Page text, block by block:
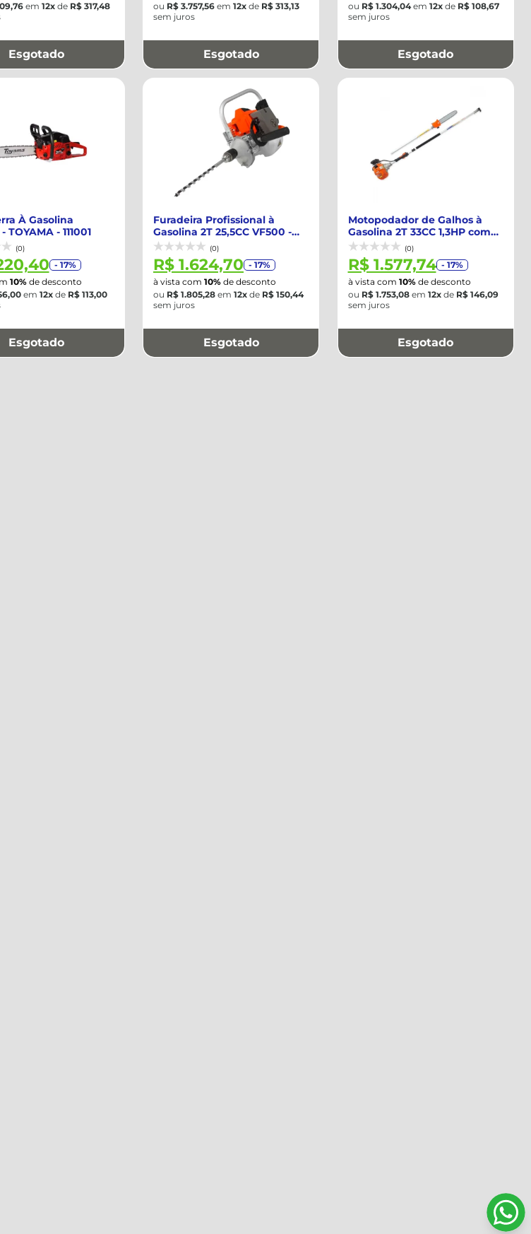
em 12xde R$ 317,48
Esgotado
ou R$ 3.757,56 em 12x de R$ 313,13
sem juros
Esgotado
ou R$ 1.304,04em 12xde R$ 108,67
sem juros
Esgotado
À Gasolina
TOYAMA - 111001
(0)
- 17%
10%de desconto
em 12xde R$ 113,00
Esgotado
Furadeira Profissional à
Gasolina 2T 25,5CC VF500 -
VULCAN-8...(0)
R$ 1.624,70 - 17%
à vista com 10% de desconto
ou R$ 1.805,28 em 12x de R$ 150,44
sem juros
Esgotado
Motopodador de Galhos à
Gasolina 2T 33CC 1,3HP com
Extensor ...
(0)
R$ 1.577,74 - 17%
à vista com 10%de desconto
ou R$ 1.753,08em 12xde R$ 146,09
sem juros
Esgotado